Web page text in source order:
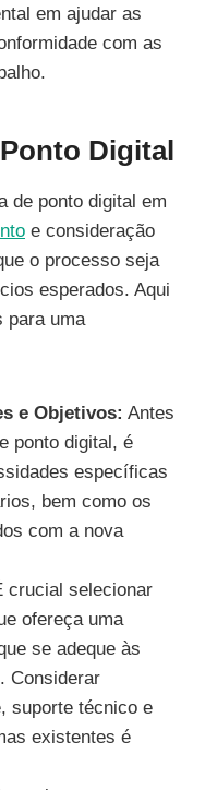
em ajudar as
com as
Digital
de ponto digital em
e consideração
o processo seja
esperados. Aqui
para uma
e Objetivos: Antes
ponto digital, é
específicas
bem como os
com a nova
crucial selecionar
ofereça uma
se adeque às
Considerar
suporte técnico e
existentes é